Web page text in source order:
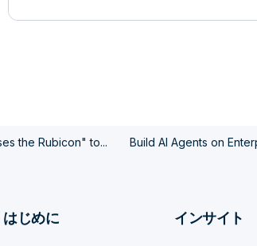
the Rubicon" to... Build AI Agents on
はじめに インサイト